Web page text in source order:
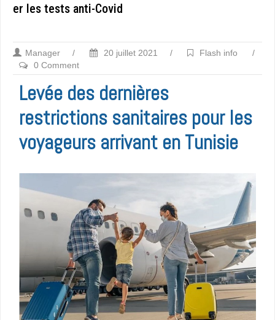
er les tests anti-Covid
Manager / 20 juillet 2021 / Flash info
/
0 Comment
Levée des dernières
restrictions sanitaires pour les
voyageurs arrivant en Tunisie